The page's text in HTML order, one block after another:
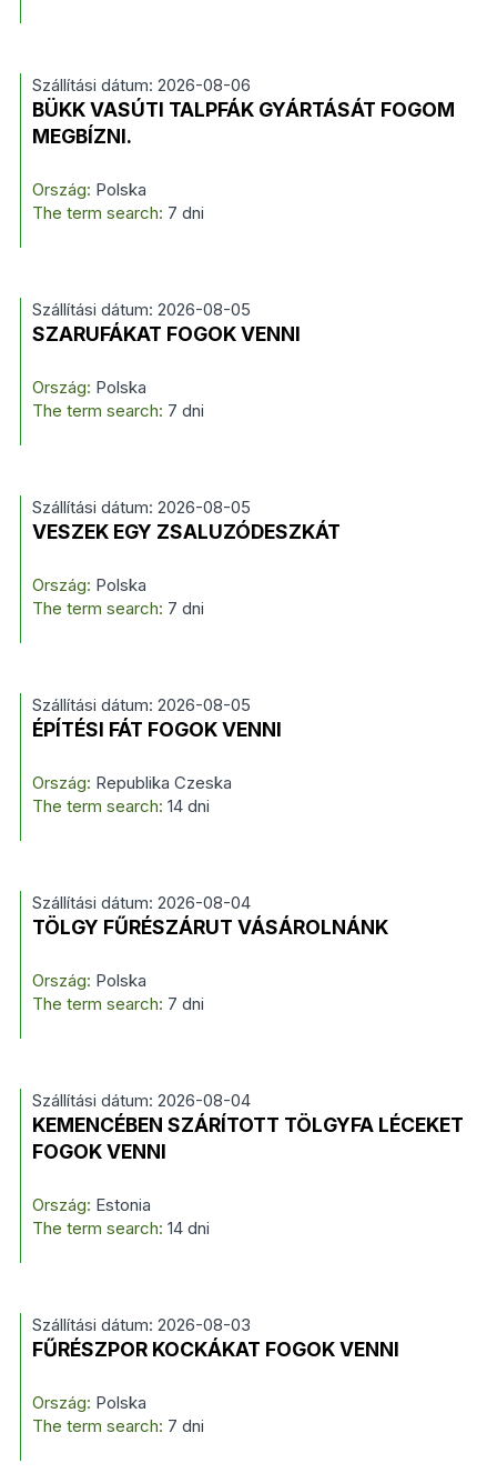
Szállítási dátum: 2026-08-06
BÜKK VASÚTI TALPFÁK GYÁRTÁSÁT FOGOM
MEGBÍZNI.
Ország: Polska
The term search: 7 dni
Szállítási dátum: 2026-08-05
SZARUFÁKAT FOGOK VENNI
Ország: Polska
The term search: 7 dni
Szállítási dátum: 2026-08-05
VESZEK EGY ZSALUZÓDESZKÁT
Ország: Polska
The term search: 7 dni
Szállítási dátum: 2026-08-05
ÉPÍTÉSI FÁT FOGOK VENNI
Ország: Republika Czeska
The term search: 14 dni
Szállítási dátum: 2026-08-04
TÖLGY FŰRÉSZÁRUT VÁSÁROLNÁNK
Ország: Polska
The term search: 7 dni
Szállítási dátum: 2026-08-04
KEMENCÉBEN SZÁRÍTOTT TÖLGYFA LÉCEKET
FOGOK VENNI
Ország: Estonia
The term search: 14 dni
Szállítási dátum: 2026-08-03
FŰRÉSZPOR KOCKÁKAT FOGOK VENNI
Ország: Polska
The term search: 7 dni